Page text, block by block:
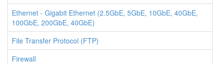
Ethernet - Gigabit Ethernet (2.5GbE, 5GbE, 10GbE, 40GbE,
100GbE, 200GbE, 40GbE)
File Transfer Protocol (FTP)
Firewall